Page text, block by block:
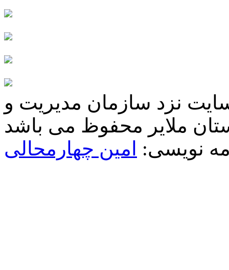
نزد سازمان مدیریت و
نویسی: امین چهارمحالی